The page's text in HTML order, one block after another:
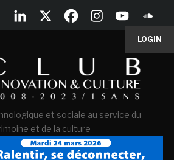
LOGIN
et sociale au service du
et de la culture